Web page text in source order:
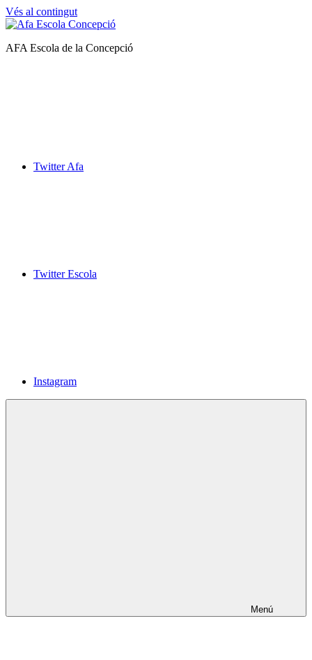
Vés al contingut
Afa
AFA Escola de la Concepció
Twitter Afa
Twitter Escola
Instagram
Menú